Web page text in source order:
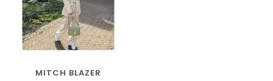
MITCH BLAZER